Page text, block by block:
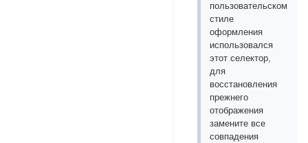
пользовательском
стиле
оформления
использовался
этот селектор,
для
восстановления
прежнего
отображения
замените все
совпадения